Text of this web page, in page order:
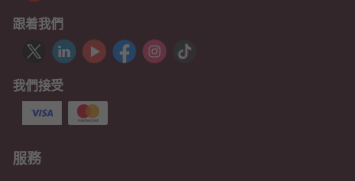
跟着我們
我們接受
服務